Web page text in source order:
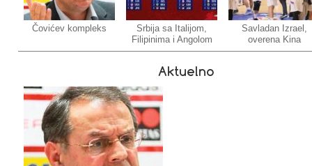
Čovićev kompleks
Srbija sa Italijom,
Filipinima i Angolom
Savladan Izrael,
overena Kina
Aktuelno